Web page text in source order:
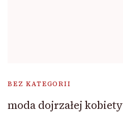
BEZ KATEGORII
moda dojrzałej kobiety